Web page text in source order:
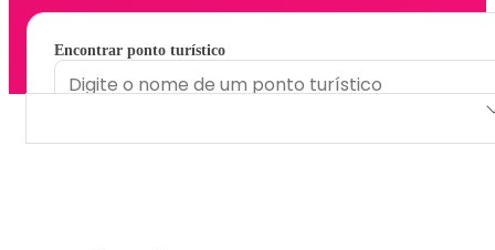
Encontrar ponto turístico